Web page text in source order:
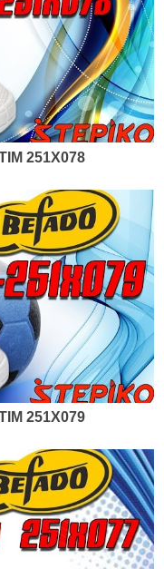
251X078
251X079